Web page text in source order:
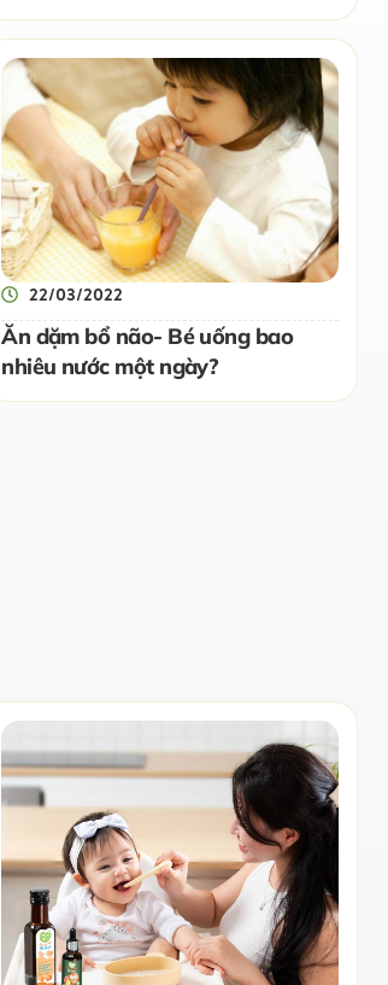
22/03/2022
Ăn dặm bổ não- Bé uống bao
nhiêu nước một ngày?